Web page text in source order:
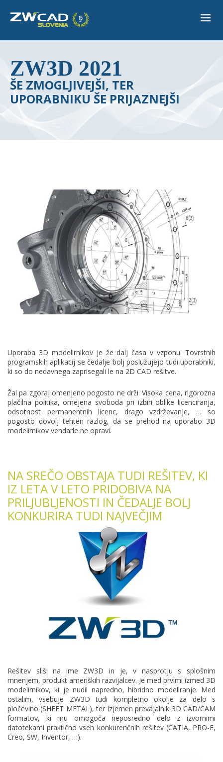
ZW3D 2021
ŠE ZMOGLJIVEJŠI, TER
UPORABNIKU ŠE PRIJAZNEJŠI
Uporaba 3D modelirnikov je že dalj časa v vzponu. Tovrstnih
programskih aplikacij se čedalje bolj poslužujejo tudi uporabniki,
ki so do nedavnega zaprisegali le na 2D CAD rešitve.
Žal pa zgoraj omenjeno pogosto ne drži. Visoka cena, rigorozna
plačilna politika, omejena svoboda pri izbiri oblike licenciranja,
odsotnost permanentnih licenc, drago vzdrževanje, … so
pogosto dovolj tehten razlog, da se prehod na uporabo 3D
modelirnikov vendarle ne opravi.
NA SREČO OBSTAJA TUDI REŠITEV, KI
IZ LETA V LETO PRIDOBIVA NA
PRILJUBLJENOSTI IN ČEDALJE BOLJ
KONKURIRA TUDI NAJVEČJIM
Rešitev sliši na ime ZW3D in je, v nasprotju s splošnim
mnenjem, produkt ameriških razvijalcev. Je med prvimi izmed 3D
modelirnikov, ki je nudil napredno, hibridno modeliranje. Med
ostalim, vsebuje ZW3D tudi kompletno okolje za delo s
pločevino (SHEET METAL), ter izjemen prevajalnik 3D CAD/CAM
formatov, ki mu omogoča neposredno delo z izvornimi
datotekami praktično vseh konkurenčnih rešitev (CATIA, PRO-E,
Creo, SW, Inventor, …).